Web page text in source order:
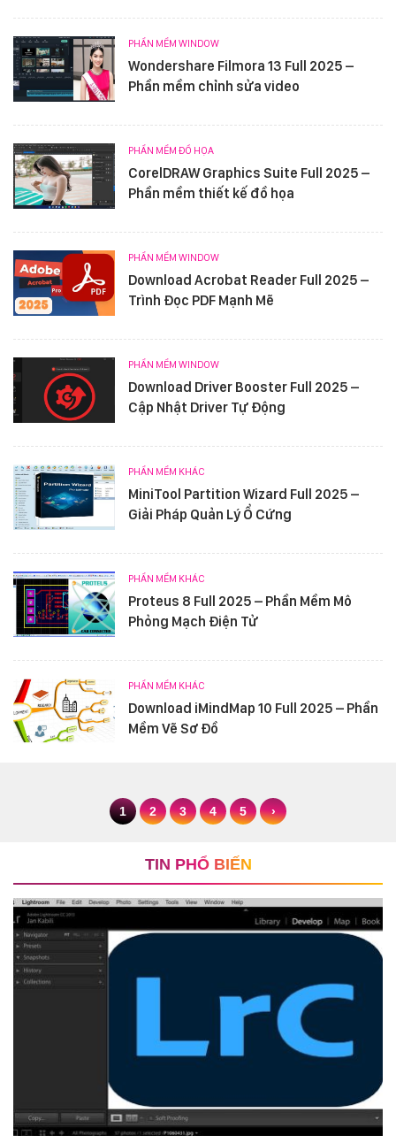
PHẦN MỀM WINDOW
Wondershare Filmora 13 Full 2025 –
Phần mềm chỉnh sửa video
PHẦN MỀM ĐỒ HỌA
CorelDRAW Graphics Suite Full 2025 –
Phần mềm thiết kế đồ họa
PHẦN MỀM WINDOW
Download Acrobat Reader Full 2025 –
Trình Đọc PDF Mạnh Mẽ
PHẦN MỀM WINDOW
Download Driver Booster Full 2025 –
Cập Nhật Driver Tự Động
PHẦN MỀM KHÁC
MiniTool Partition Wizard Full 2025 –
Giải Pháp Quản Lý Ổ Cứng
PHẦN MỀM KHÁC
Proteus 8 Full 2025 – Phần Mềm Mô
Phỏng Mạch Điện Tử
PHẦN MỀM KHÁC
Download iMindMap 10 Full 2025 – Phần
Mềm Vẽ Sơ Đồ
1 2 3 4 5 ›
TIN PHỔ BIẾN